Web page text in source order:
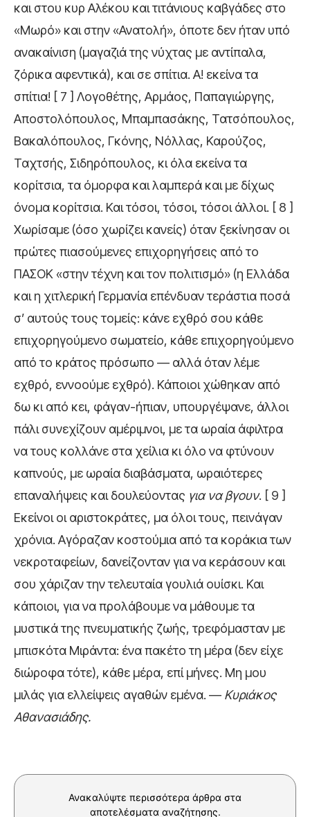
και στου κυρ Αλέκου και τιτάνιους καβγάδες στο
«Μωρό» και στην «Ανατολή», όποτε δεν ήταν υπό
ανακαίνιση (μαγαζιά της νύχτας με αντίπαλα,
ζόρικα αφεντικά), και σε σπίτια. Α! εκείνα τα
σπίτια! [ 7 ] Λογοθέτης, Αρμάος, Παπαγιώργης,
Αποστολόπουλος, Μπαμπασάκης, Τατσόπουλος,
Βακαλόπουλος, Γκόνης, Νόλλας, Καρούζος,
Ταχτσής, Σιδηρόπουλος, κι όλα εκείνα τα
κορίτσια, τα όμορφα και λαμπερά και με δίχως
όνομα κορίτσια. Και τόσοι, τόσοι, τόσοι άλλοι. [ 8 ]
Χωρίσαμε (όσο χωρίζει κανείς) όταν ξεκίνησαν οι
πρώτες πιασούμενες επιχορηγήσεις από το
ΠΑΣΟΚ «στην τέχνη και τον πολιτισμό» (η Ελλάδα
και η χιτλερική Γερμανία επένδυαν τεράστια ποσά
σ’ αυτούς τους τομείς: κάνε εχθρό σου κάθε
επιχορηγούμενο σωματείο, κάθε επιχορηγούμενο
από το κράτος πρόσωπο — αλλά όταν λέμε
εχθρό, εννοούμε εχθρό). Κάποιοι χώθηκαν από
δω κι από κει, φάγαν-ήπιαν, υπουργέψανε, άλλοι
πάλι συνεχίζουν αμέριμνοι, με τα ωραία άφιλτρα
να τους κολλάνε στα χείλια κι όλο να φτύνουν
καπνούς, με ωραία διαβάσματα, ωραιότερες
επαναλήψεις και δουλεύοντας για να βγουν. [ 9 ]
Εκείνοι οι αριστοκράτες, μα όλοι τους, πεινάγαν
χρόνια. Αγόραζαν κοστούμια από τα κοράκια των
νεκροταφείων, δανείζονταν για να κεράσουν και
σου χάριζαν την τελευταία γουλιά ουίσκι. Και
κάποιοι, για να προλάβουμε να μάθουμε τα
μυστικά της πνευματικής ζωής, τρεφόμασταν με
μπισκότα Μιράντα: ένα πακέτο τη μέρα (δεν είχε
διώροφα τότε), κάθε μέρα, επί μήνες. Μη μου
μιλάς για ελλείψεις αγαθών εμένα. — Κυριάκος
Αθανασιάδης.
Ανακαλύψτε περισσότερα άρθρα στα
αποτελέσματα αναζήτησης.